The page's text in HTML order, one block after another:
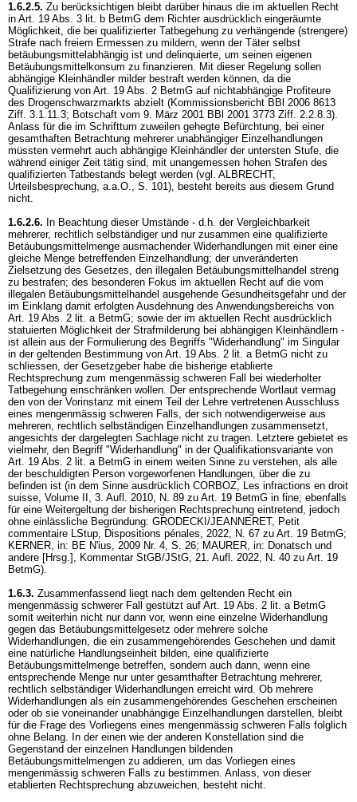
1.6.2.5. Zu berücksichtigen bleibt darüber hinaus die im aktuellen Recht
in Art. 19 Abs. 3 lit. b BetmG dem Richter ausdrücklich eingeräumte
Möglichkeit, die bei qualifizierter Tatbegehung zu verhängende (strengere)
Strafe nach freiem Ermessen zu mildern, wenn der Täter selbst
betäubungsmittelabhängig ist und delinquierte, um seinen eigenen
Betäubungsmittelkonsum zu finanzieren. Mit dieser Regelung sollen
abhängige Kleinhändler milder bestraft werden können, da die
Qualifizierung von Art. 19 Abs. 2 BetmG auf nichtabhängige Profiteure
des Drogenschwarzmarkts abzielt (Kommissionsbericht BBl 2006 8613
Ziff. 3.1.11.3; Botschaft vom 9. März 2001 BBl 2001 3773 Ziff. 2.2.8.3).
Anlass für die im Schrifttum zuweilen gehegte Befürchtung, bei einer
gesamthaften Betrachtung mehrerer unabhängiger Einzelhandlungen
müssten vermehrt auch abhängige Kleinhändler der untersten Stufe, die
während einiger Zeit tätig sind, mit unangemessen hohen Strafen des
qualifizierten Tatbestands belegt werden (vgl. ALBRECHT,
Urteilsbesprechung, a.a.O., S. 101), besteht bereits aus diesem Grund
nicht.
1.6.2.6. In Beachtung dieser Umstände - d.h. der Vergleichbarkeit
mehrerer, rechtlich selbständiger und nur zusammen eine qualifizierte
Betäubungsmittelmenge ausmachender Widerhandlungen mit einer eine
gleiche Menge betreffenden Einzelhandlung; der unveränderten
Zielsetzung des Gesetzes, den illegalen Betäubungsmittelhandel streng
zu bestrafen; des besonderen Fokus im aktuellen Recht auf die vom
illegalen Betäubungsmittelhandel ausgehende Gesundheitsgefahr und der
im Einklang damit erfolgten Ausdehnung des Anwendungsbereichs von
Art. 19 Abs. 2 lit. a BetmG; sowie der im aktuellen Recht ausdrücklich
statuierten Möglichkeit der Strafmilderung bei abhängigen Kleinhändlern -
ist allein aus der Formulierung des Begriffs "Widerhandlung" im Singular
in der geltenden Bestimmung von Art. 19 Abs. 2 lit. a BetmG nicht zu
schliessen, der Gesetzgeber habe die bisherige etablierte
Rechtsprechung zum mengenmässig schweren Fall bei wiederholter
Tatbegehung einschränken wollen. Der entsprechende Wortlaut vermag
den von der Vorinstanz mit einem Teil der Lehre vertretenen Ausschluss
eines mengenmässig schweren Falls, der sich notwendigerweise aus
mehreren, rechtlich selbständigen Einzelhandlungen zusammensetzt,
angesichts der dargelegten Sachlage nicht zu tragen. Letztere gebietet es
vielmehr, den Begriff "Widerhandlung" in der Qualifikationsvariante von
Art. 19 Abs. 2 lit. a BetmG in einem weiten Sinne zu verstehen, als alle
der beschuldigten Person vorgeworfenen Handlungen, über die zu
befinden ist (in dem Sinne ausdrücklich CORBOZ, Les infractions en droit
suisse, Volume II, 3. Aufl. 2010, N. 89 zu Art. 19 BetmG in fine; ebenfalls
für eine Weitergeltung der bisherigen Rechtsprechung eintretend, jedoch
ohne einlässliche Begründung: GRODECKI/JEANNERET, Petit
commentaire LStup, Dispositions pénales, 2022, N. 67 zu Art. 19 BetmG;
KERNER, in: BE N'ius, 2009 Nr. 4, S. 26; MAURER, in: Donatsch und
andere [Hrsg.], Kommentar StGB/JStG, 21. Aufl. 2022, N. 40 zu Art. 19
BetmG).
1.6.3. Zusammenfassend liegt nach dem geltenden Recht ein
mengenmässig schwerer Fall gestützt auf Art. 19 Abs. 2 lit. a BetmG
somit weiterhin nicht nur dann vor, wenn eine einzelne Widerhandlung
gegen das Betäubungsmittelgesetz oder mehrere solche
Widerhandlungen, die ein zusammengehörendes Geschehen und damit
eine natürliche Handlungseinheit bilden, eine qualifizierte
Betäubungsmittelmenge betreffen, sondern auch dann, wenn eine
entsprechende Menge nur unter gesamthafter Betrachtung mehrerer,
rechtlich selbständiger Widerhandlungen erreicht wird. Ob mehrere
Widerhandlungen als ein zusammengehörendes Geschehen erscheinen
oder ob sie voneinander unabhängige Einzelhandlungen darstellen, bleibt
für die Frage des Vorliegens eines mengenmässig schweren Falls folglich
ohne Belang. In der einen wie der anderen Konstellation sind die
Gegenstand der einzelnen Handlungen bildenden
Betäubungsmittelmengen zu addieren, um das Vorliegen eines
mengenmässig schweren Falls zu bestimmen. Anlass, von dieser
etablierten Rechtsprechung abzuweichen, besteht nicht.